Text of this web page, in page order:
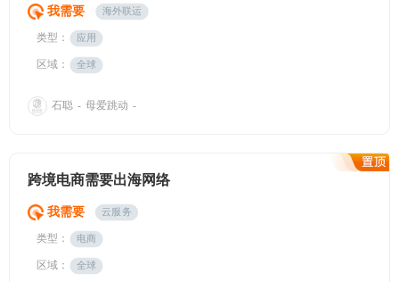
我需要 海外联运
类型： 应用
区域： 全球
石聪 - 母爱跳动 -
跨境电商需要出海网络
我需要 云服务
类型： 电商
区域： 全球